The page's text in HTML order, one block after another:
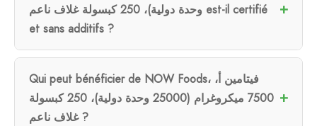
وحدة دولية)، 250 كبسولة غلاف ناعم est-il certifié
et sans additifs ?
Qui peut bénéficier de NOW Foods، فيتامين أ،
7500 ميكروغرام (25000 وحدة دولية)، 250 كبسولة
غلاف ناعم ?